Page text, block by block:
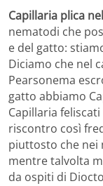
Capillaria plica
nematodi che
e del gatto:
Diciamo che nel
Pearsonema
gatto abbiamo
Capillaria
riscontro così
piuttosto che nei
mentre talvolta
da ospiti di